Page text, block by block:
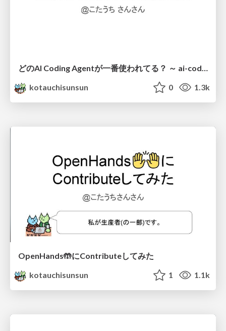
どのAI Coding Agentが一番使われてる？ ～ ai-coding.info にみるGithubリポジトリのAI Coding Agent利用状況 ～
kotauchisunsun
0 1.3k
OpenHands🤲にContributeしてみた
kotauchisunsun
1 1.1k